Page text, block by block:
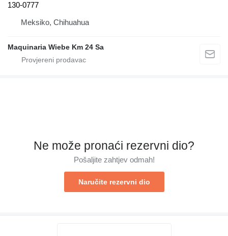
130-0777
Meksiko, Chihuahua
Maquinaria Wiebe Km 24 Sa
Ne može pronaći rezervni dio?
Pošaljite zahtjev odmah!
Naručite rezervni dio